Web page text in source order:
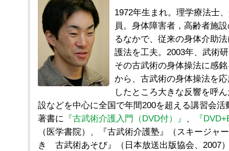
1972年生まれ。理学療法士
員。身体障害者，高齢者施
るなかで、従来の身体介助
護法を工夫。2003年、武術
その古武術の身体操法に感
から、古武術の身体操法を
したところ大きな反響を呼
設などを中心に全国で年間200を超える講習会活
著書に 『古武術介護入門（DVD付）』 、
『
（医学書院）、『古武術介護塾』（スキージャ
き 古武術あそび』（日本放送出版協会、2007